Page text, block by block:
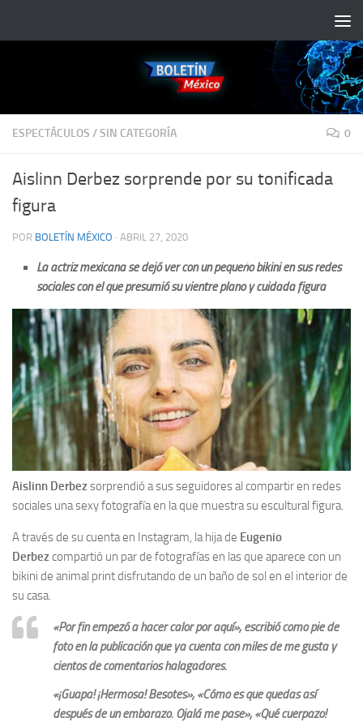
ESPECTÁCULOS /SIN CATEGORÍA 0
Aislinn Derbez sorprende por su tonificada
figura
POR BOLETÍN MÉXICO · ABRIL 27, 2020
La actriz mexicana se dejó ver con un pequeño bikini en sus redes
sociales con el que presumió su vientre plano y cuidada figura
Aislinn Derbezsorprendió a sus seguidores al compartir en redes
sociales una sexy fotografía en la que muestra su escultural figura.
A través de su cuenta en Instagram, la hija de Eugenio
Derbezcompartió un par de fotografías en las que aparece con un
bikini de animal print disfrutando de un baño de sol en el interior de
su casa.
«Por fin empezó a hacer calor por aquí», escribió como pie de
foto en la publicación que ya cuenta con miles de me gusta y
cientos de comentarios halagadores.
«¡Guapa! ¡Hermosa! Besotes», «Cómo es que quedas así
después de un embarazo. Ojalá me pase», «Qué cuerpazo!